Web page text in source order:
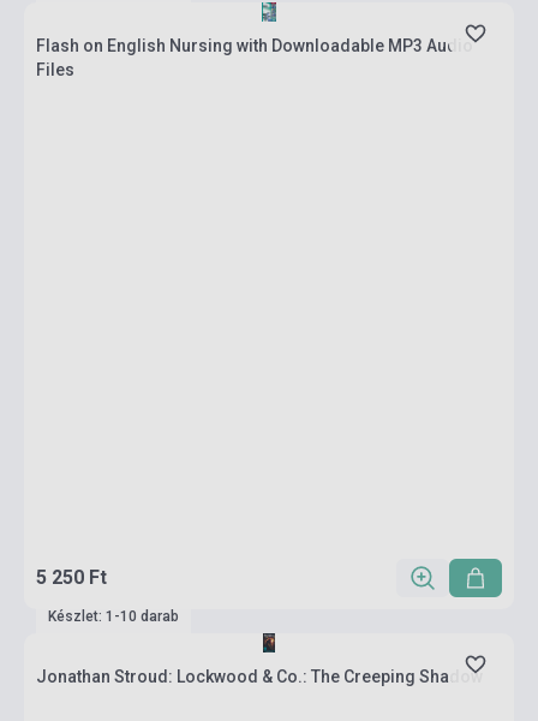
Flash on English Nursing with Downloadable MP3 Audio
Files
5 250 Ft
Készlet: 1-10 darab
Jonathan Stroud: Lockwood & Co.: The Creeping Shadow